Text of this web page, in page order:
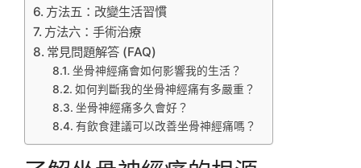
方法五：改變生活習慣
方法六：手術治療
常見問題解答 (FAQ)
坐骨神經痛會如何影響我的生活？
如何判斷我的坐骨神經痛有多嚴重？
坐骨神經痛多久會好？
有飲食建議可以改善坐骨神經痛嗎？